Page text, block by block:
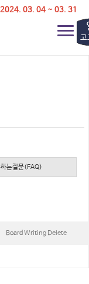
2024. 03. 04 ~ 03. 31
고
는질문(FAQ)
Board Writing Delete